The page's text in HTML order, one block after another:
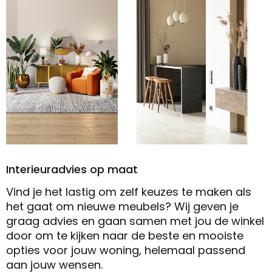
Interieuradvies op maat
Vind je het lastig om zelf keuzes te maken als
het gaat om nieuwe meubels? Wij geven je
graag advies en gaan samen met jou de winkel
door om te kijken naar de beste en mooiste
opties voor jouw woning, helemaal passend
aan jouw wensen.